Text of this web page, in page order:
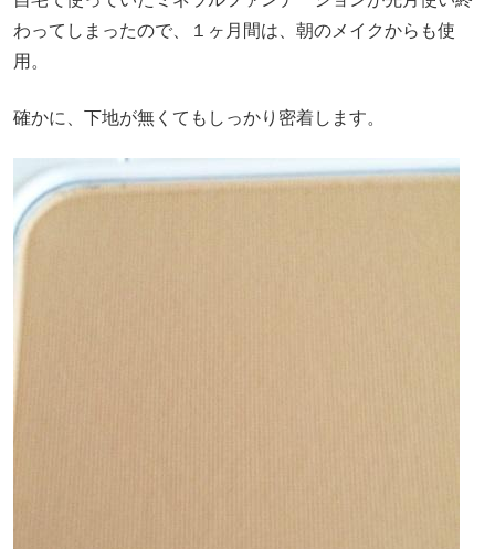
わってしまったので、１ヶ月間は、朝のメイクからも使
用。
確かに、下地が無くてもしっかり密着します。